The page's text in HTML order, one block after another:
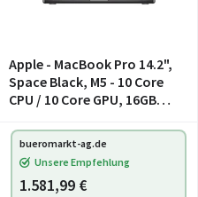
Apple - MacBook Pro 14.2",
Space Black, M5 - 10 Core
CPU / 10 Core GPU, 16GB
(MDE04D/A / Z1KH)
bueromarkt-ag.de
Unsere Empfehlung
1.581,99 €